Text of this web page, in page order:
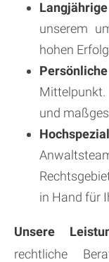
unserem
hohen
und
in Hand für
Unsere
rechtliche